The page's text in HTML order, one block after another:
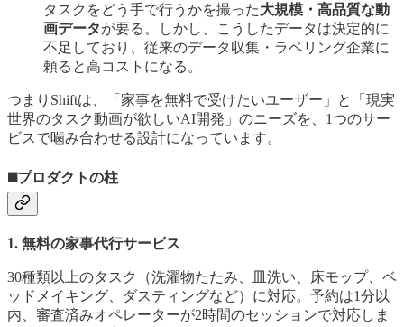
タスクをどう手で行うかを撮った大規模・高品質な動
画データが要る。しかし、こうしたデータは決定的に
不足しており、従来のデータ収集・ラベリング企業に
頼ると高コストになる。
つまりShiftは、「家事を無料で受けたいユーザー」と「現実
世界のタスク動画が欲しいAI開発」のニーズを、1つのサー
ビスで噛み合わせる設計になっています。
◼️プロダクトの柱
1. 無料の家事代行サービス
30種類以上のタスク（洗濯物たたみ、皿洗い、床モップ、ベ
ッドメイキング、ダスティングなど）に対応。予約は1分以
内、審査済みオペレーターが2時間のセッションで対応しま